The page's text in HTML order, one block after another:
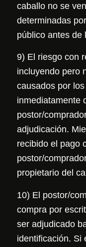
caballo no se
determinadas
público antes de
9) El riesgo con
incluyendo pero
causados por
inmediatamente
postor/
adjudicación.
recibido el pago
postor/
propietario del
10) El postor/
compra por
ser adjudicado
identificación. Si